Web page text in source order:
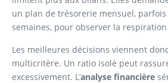
un plan de trésorerie mensuel,
semaines, pour observer la respiration
Les meilleures décisions viennent
multicritère. Un ratio isolé peut
excessivement. L’analyse financière